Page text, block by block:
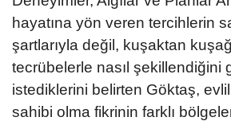
hayatına yön veren tercihlerin
şartlarıyla değil, kuşaktan
tecrübelerle nasıl şekillendiğini
istediklerini belirten Göktaş,
sahibi olma fikrinin farklı